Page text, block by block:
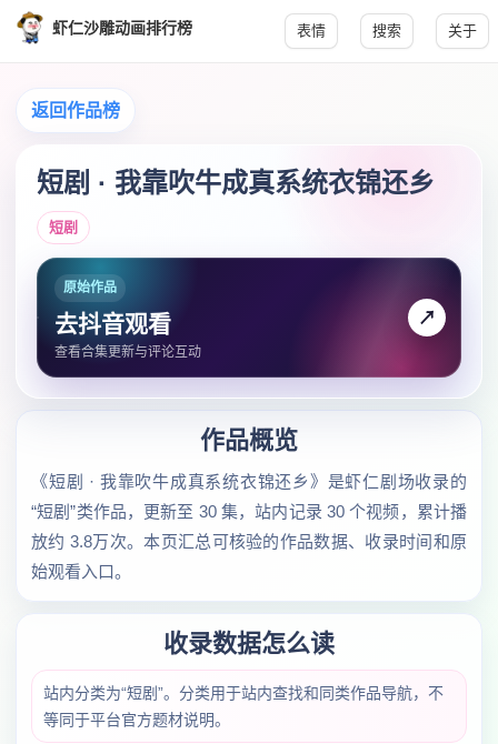
虾仁沙雕动画排行榜 表情 搜索 关于
返回作品榜
短剧 · 我靠吹牛成真系统衣锦还乡
短剧
原始作品
去抖音观看
查看合集更新与评论互动
↗
作品概览
《短剧 · 我靠吹牛成真系统衣锦还乡》是虾仁剧场收录的
“短剧”类作品，更新至 30 集，站内记录 30 个视频，累计播
放约 3.8万次。本页汇总可核验的作品数据、收录时间和原
始观看入口。
收录数据怎么读
站内分类为“短剧”。分类用于站内查找和同类作品导航，不
等同于平台官方题材说明。